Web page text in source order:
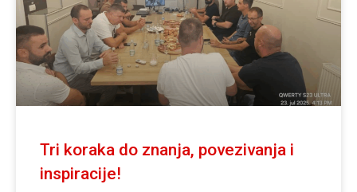
Tri koraka do znanja, povezivanja i
inspiracije!